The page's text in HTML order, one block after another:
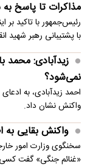
مذاکرات تا پاسخ به
رئیس‌جمهور با تاکید بر
با پشتیبانی رهبر شهید
زیدآبادی: محمد
نمی‌شود؟
احمد زیدآبادی، به
واکنش نشان داد.
واکنش بقایی به
سخنگوی وزارت امور
«غنائم جنگی» گفت کسی